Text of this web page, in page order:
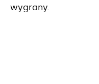
wygrany.